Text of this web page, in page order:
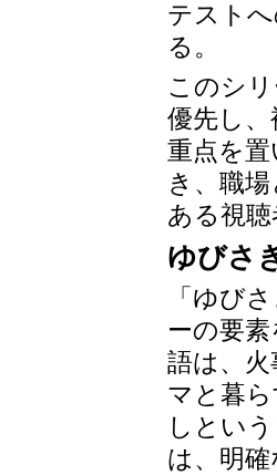
テスト
る。
このシ
優先し
重点を
き、職
ある視
ゆびさ
「ゆび
ーの要
語は、
マと暮
しとい
は、明